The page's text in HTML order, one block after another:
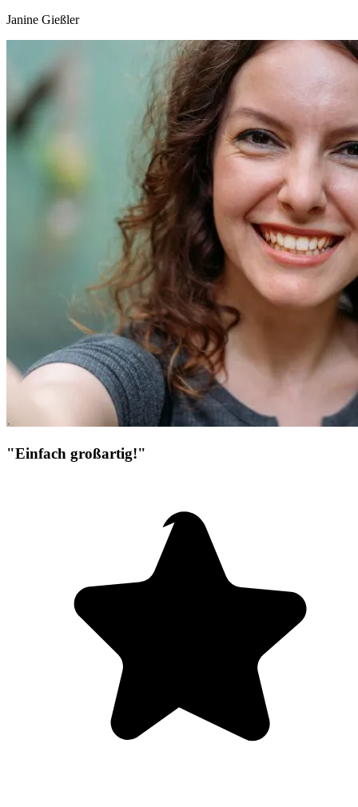
Janine Gießler
"Einfach großartig!"